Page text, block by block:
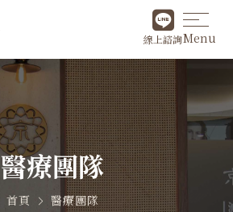
線上諮詢Menu
醫療團隊
首頁 醫療團隊